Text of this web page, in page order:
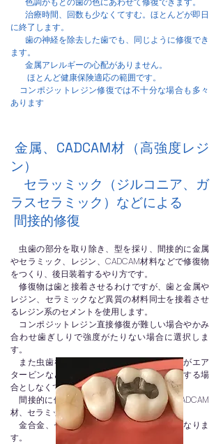
治療時間、回数も少なくてすむ。ほとんどが即日
に終了します。
歯の神経を除去した歯でも、同じように修復でき
ます。
金属アレルギーの心配がありません。
ほとんど健康保険適応の範囲です。
​ コンポジットレジン修復では不十分な場合も多々
あります
金属、CADCAM材（高強度レジ
ン）
セラッミック（ジルコニア、ガ
ラスセラミック）などによる
間接的修復
虫歯の部分を取り除き、型を採り、間接的に金属
やセラミック、レジン、CADCAM材料などで修復物
をつくり、後日装着するやり方です。
修復物は歯と接着させるわけですが、歯と金属や
レジン、セラミックなど異質の材料同士を接着させ
るレジン系のセメントを使用します。
コンポジットレジン直接修復が難しい場合やかみ
合わせ歯ぎしりで強度がたりない場合に選択しま
す。
また虫歯を除去する方法ですが、ほとんどがエア
タービンなどの切削機器で行います。麻酔をする場
合としなくていい場合があります。
間接的に修復する材料はレジン、金属、CADCAM
材、セラミックがあります。
金合金、セラミックの場合は保険適応外になりま
す。